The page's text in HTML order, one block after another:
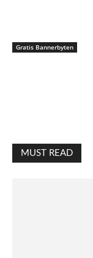
Gratis Bannerbyten
MUST READ